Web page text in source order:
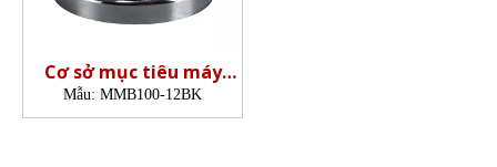
Cơ sở mục tiêu máy
quét
Mẫu: MMB100-12BK